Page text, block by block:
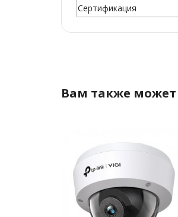
Сертификация
Вам также может